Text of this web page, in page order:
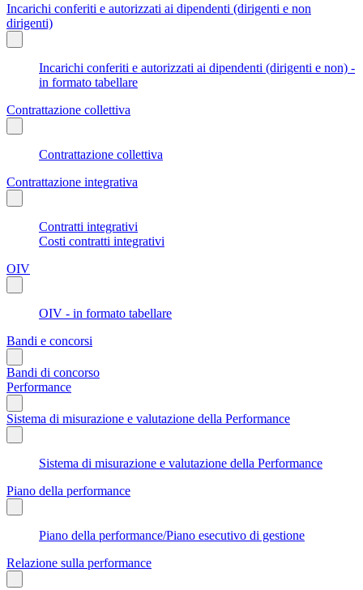
Incarichi conferiti e autorizzati ai dipendenti (dirigenti e non
dirigenti)
Incarichi conferiti e autorizzati ai dipendenti (dirigenti e non) -
in formato tabellare
Contrattazione collettiva
Contrattazione collettiva
Contrattazione integrativa
Contratti integrativi
Costi contratti integrativi
OIV
OIV - in formato tabellare
Bandi e concorsi
Bandi di concorso
Performance
Sistema di misurazione e valutazione della Performance
Sistema di misurazione e valutazione della Performance
Piano della performance
Piano della performance/Piano esecutivo di gestione
Relazione sulla performance